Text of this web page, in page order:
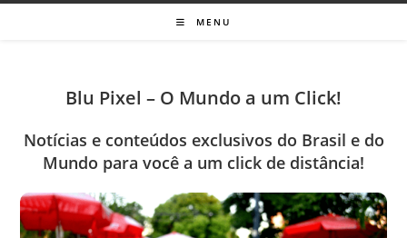
MENU
Blu Pixel – O Mundo a um Click!
Notícias e conteúdos exclusivos do Brasil e do
Mundo para você a um click de distância!